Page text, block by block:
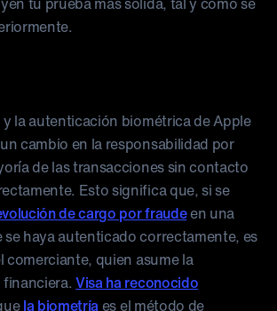
la autenticación biométrica de Apple
cambio en la responsabilidad por
de las transacciones sin contacto
Esto significa que, si se
de cargo por fraudeen una
haya autenticado correctamente, es
comerciante, quien asume la
financiera.Visa ha reconocido
la biometría es el método de